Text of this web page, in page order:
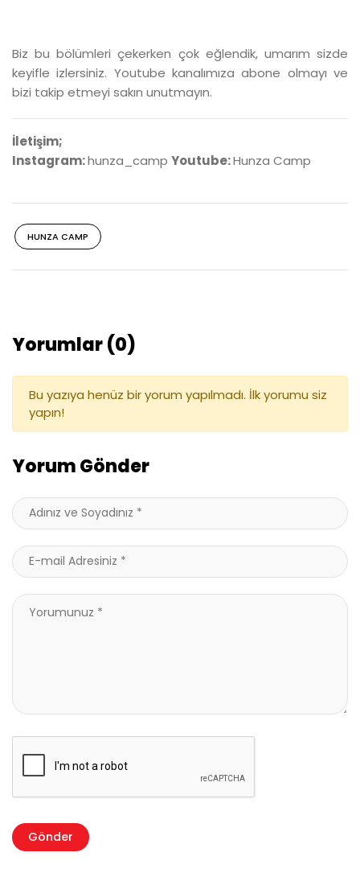
Biz bu bölümleri çekerken çok eğlendik, umarım sizde
keyifle izlersiniz. Youtube kanalımıza abone olmayı ve
bizi takip etmeyi sakın unutmayın.
İletişim;
Instagram:hunza_camp Youtube:Hunza Camp
HUNZA CAMP
Yorumlar (0)
Bu yazıya henüz bir yorum yapılmadı. İlk yorumu siz
yapın!
Yorum Gönder